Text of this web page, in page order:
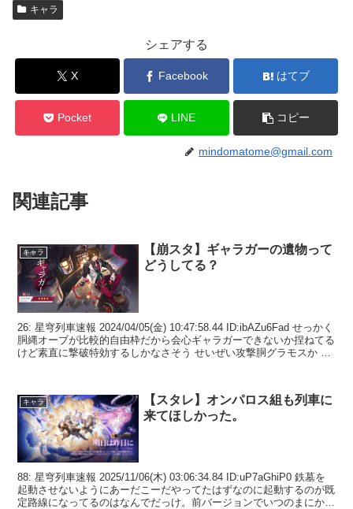
キャラ
シェアする
X Facebook はてブ
Pocket LINE コピー
mindomatome@gmail.com
関連記事
キャラ
【崩スタ】ギャラガーの遺物って
どうしてる？
26: 星穹列車速報 2024/04/05(金) 10:47:58.44 ID:ibAZu6Fad せっかく
胴縄オーブが比較的自由枠だから会心ギャラガーできないか捏ねてる
けど素直に撃破特効するしかなさそう せいぜい攻撃胴グラモスか 28:
キャラ
【スタレ】オンパロス組も列車に
来てほしかった。
88: 星穹列車速報 2025/11/06(木) 03:06:34.84 ID:uP7aGhiP0 鉄墓を
起動させないようにあーだこーだやってたはずなのに起動するのが既
定路線になってるのはなんでだっけ。前バージョンでいつのまにかそ